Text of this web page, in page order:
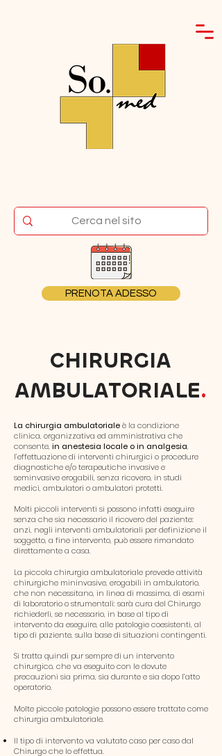
PRENOTA ADESSO
CHIRURGIA
AMBULATORIALE.
La chirurgia ambulatorialeè la condizione
clinica, organizzativa ed amministrativa che
consente, in anestesia locale o in analgesia,
l’effettuazione di interventi chirurgici o procedure
diagnostiche e/o terapeutiche invasive e
seminvasive erogabili, senza ricovero, in studi
medici, ambulatori o ambulatori protetti.
Molti piccoli interventi si possono infatti eseguire
senza che sia necessario il ricovero del paziente:
anzi, negli interventi ambulatoriali per definizione il
soggetto, a fine intervento, può essere rimandato
direttamente a casa.
La piccola chirurgia ambulatoriale prevede attività
chirurgiche mininvasive, erogabili in ambulatorio,
che non necessitano, in linea di massima, di esami
di laboratorio o strumentali: sarà cura del Chirurgo
richiederli, se necessario, in base al tipo di
intervento da eseguire, alle patologie coesistenti, al
tipo di paziente, sulla base di situazioni contingenti.
Si tratta quindi pur sempre di un intervento
chirurgico, che va eseguito con le dovute
precauzioni sia prima, sia durante e sia dopo l’atto
operatorio.
Molte piccole patologie possono essere trattate come
chirurgia ambulatoriale.
Il tipo di intervento va valutato caso per caso dal
Chirurgo che lo effettua.